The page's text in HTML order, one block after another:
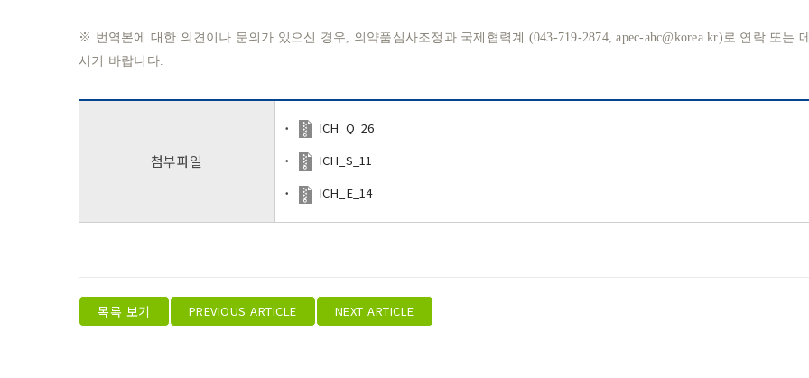
※ 번역본에 대한 의견이나 문의가 있으신 경우, 의약품심사조정과 국제협력계 (043-719-2874, apec-ahc@korea.kr)로 연락 또는
시기 바랍니다.
첨부파일
ICH_Q_26
ICH_S_11
ICH_E_14
목록 보기 PREVIOUS ARTICLE NEXT ARTICLE